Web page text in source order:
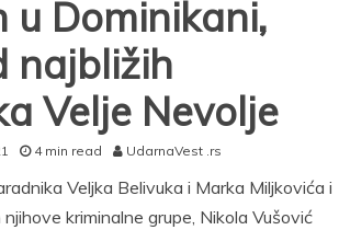
u Dominikani,
najbližih
Velje Nevolje
4 min read UdarnaVest .rs
Veljka Belivuka i Marka Miljkovića i
kriminalne grupe, Nikola Vušović